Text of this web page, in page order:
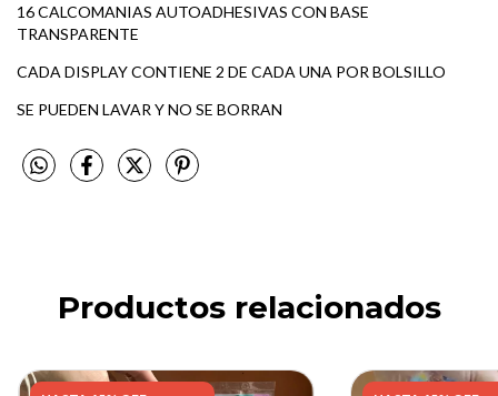
16 CALCOMANIAS AUTOADHESIVAS CON BASE
TRANSPARENTE
CADA DISPLAY CONTIENE 2 DE CADA UNA POR BOLSILLO
SE PUEDEN LAVAR Y NO SE BORRAN
Productos relacionados